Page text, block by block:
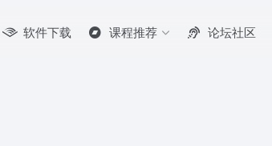
软件下载 课程推荐 论坛社区